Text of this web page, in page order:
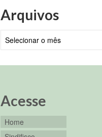
Arquivos
Acesse
Home